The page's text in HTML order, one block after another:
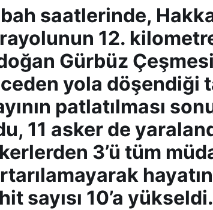
saatlerinde,
12.
Gürbüz
yola döşendiği
patlatılması
11 asker de
3’ü tüm
sayısı 10’a yükseldi.